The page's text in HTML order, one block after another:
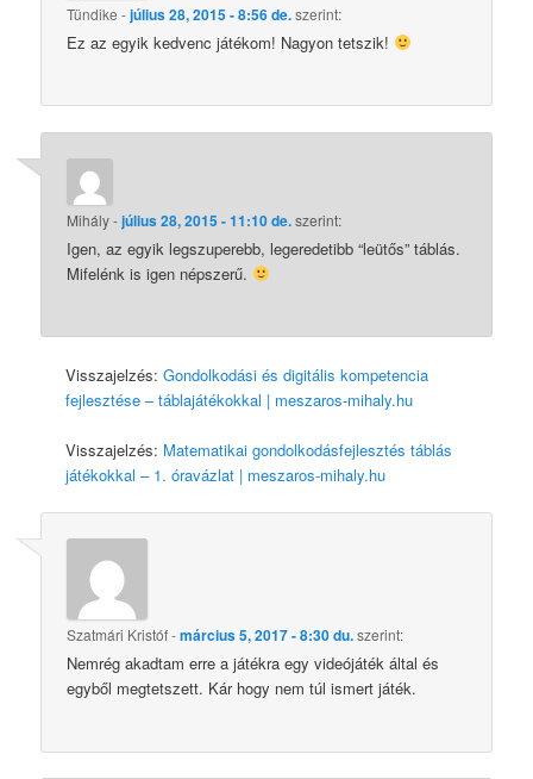
Tündike -július 28, 2015 - 8:56 de.szerint:
Ez az egyik kedvenc játékom! Nagyon tetszik!
Mihály-július 28, 2015 - 11:10 de.szerint:
Igen, az egyik legszuperebb, legeredetibb “leütős” táblás.
Mifelénk is igen népszerű.
Visszajelzés:Gondolkodási és digitális kompetencia
fejlesztése – táblajátékokkal | meszaros-mihaly.hu
Visszajelzés: Matematikai gondolkodásfejlesztés táblás
játékokkal – 1. óravázlat | meszaros-mihaly.hu
Szatmári Kristóf-március 5, 2017 - 8:30 du.szerint:
Nemrég akadtam erre a játékra egy videójáték által és
egyből megtetszett. Kár hogy nem túl ismert játék.